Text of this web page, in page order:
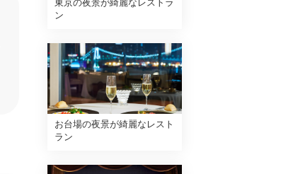
東京の夜景が綺麗なレストラ
ン
お台場の夜景が綺麗なレスト
ラン